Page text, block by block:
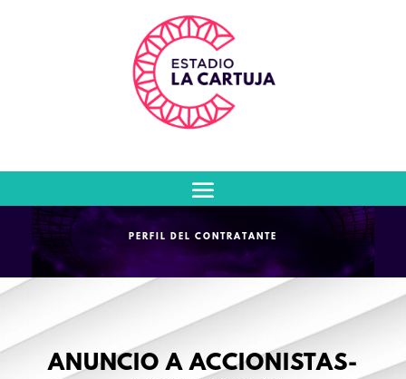
PERFIL DEL CONTRATANTE
ANUNCIO A ACCIONISTAS-